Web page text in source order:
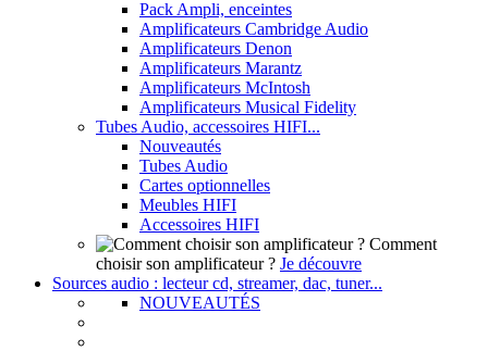
Pack Ampli, enceintes
Amplificateurs Cambridge Audio
Amplificateurs Denon
Amplificateurs Marantz
Amplificateurs McIntosh
Amplificateurs Musical Fidelity
Tubes Audio, accessoires HIFI...
Nouveautés
Tubes Audio
Cartes optionnelles
Meubles HIFI
Accessoires HIFI
Comment
choisir son amplificateur ? Je découvre
Sources audio : lecteur cd, streamer, dac, tuner...
NOUVEAUTÉS